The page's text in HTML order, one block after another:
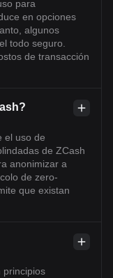
para
en opciones
algunos
todo seguro.
de transacción
el uso de
de ZCash
anonimizar a
de zero-
que existan
principios